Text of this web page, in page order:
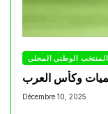
المنتخب الوطني المحلي
وكأس العرب
Décembre 10, 2025